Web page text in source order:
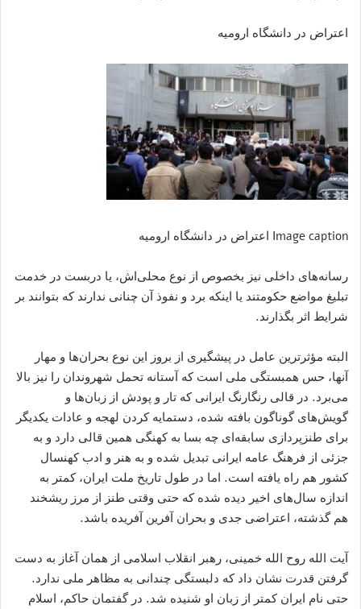
اعتراض در دانشگاه ارومیه
Image caption اعتراض در دانشگاه ارومیه
رسانه‌های داخلی نیز بخصوص از نوع محلی‌اش، یا دربست در خدمت
تبلیغ مواضع حکومتند یا اینکه برد و نفوذ آن چنانی ندارند که بتوانند بر
شرایط اثر بگذارند.
البته مؤثرترین عامل در پیشگیری از بروز این نوع بحران‌ها و مهار
آنها، حس همبستگی ملی است که آستانه تحمل شهروندان را نیز بالا
می‌برد. در قالی رنگارنگ ایرانی که تار و پودش از زبان‌ها و
گویش‌های گوناگون بافته شده، دستمایه کردن لهجه و عادات یکدیگر
برای طنزپردازی سابقه‌ای چه بسا به کهنگی همین قالی دارد و به
جزئی از فرهنگ عامه ایرانی تبدیل شده و به هنر و ادب کهنسال
کشور هم راه یافته است. اما در طول تاریخ ملت ایران، کمتر به
اندازه سال‌های اخیر دیده شده که حتی وقتی طنز از مرز ریشخند
هم گذشته، اعتراضی جدی و بحران آفرین آفریده باشد.
آیت الله روح الله خمینی، رهبر انقلاب اسلامی از همان آغاز به دست
گرفتن قدرت نشان داد که دلبستگی چندانی به مظاهر ملی ندارد.
حتی نام ایران کمتر از زبان او شنیده شد. در گفتمان حاکم، اسلام